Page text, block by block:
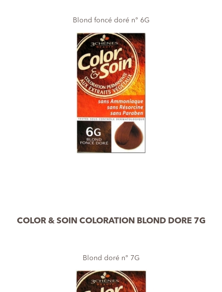
Blond foncé doré n° 6G
COLOR & SOIN COLORATION BLOND DORE 7G
Blond doré n° 7G